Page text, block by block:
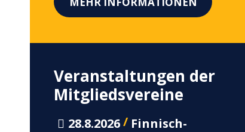
Veranstaltungen der
Mitgliedsvereine
28.8.2026/ Finnisch-